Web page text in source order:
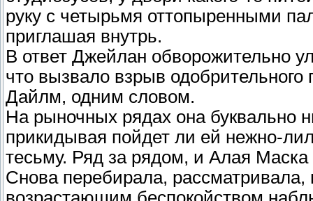
руку с четырьмя оттопыренными
приглашая внутрь.
В ответ Джейлан обворожительно
что вызвало взрыв одобрительного
Дайлм, одним словом.
На рыночных рядах она буквально
прикидывая пойдет ли ей нежно-
тесьму. Ряд за рядом, и Алая
Снова перебирала,